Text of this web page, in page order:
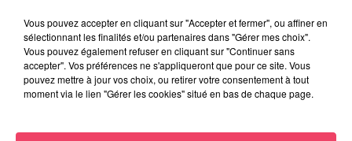
1er août 2026
PODCAST : L’HIPPODROME DE ROCHEFORT-SUR-LOIRE PRÊT À
RETROUVER SON...
Vous pouvez accepter en cliquant sur "Accepter et fermer", ou affiner en
sélectionnant les finalités et/ou partenaires dans "Gérer mes choix".
Vous pouvez également refuser en cliquant sur "Continuer sans
accepter". Vos préférences ne s'appliqueront que pour ce site. Vous
pouvez mettre à jour vos choix, ou retirer votre consentement à tout
moment via le lien "Gérer les cookies" situé en bas de chaque page.